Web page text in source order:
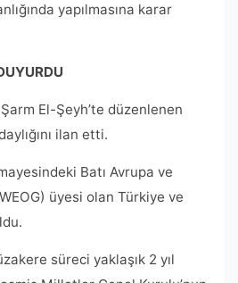
yapılmasına karar
El-Şeyh’te düzenlenen
ilan etti.
Batı Avrupa ve
üyesi olan Türkiye ve
süreci yaklaşık 2 yıl